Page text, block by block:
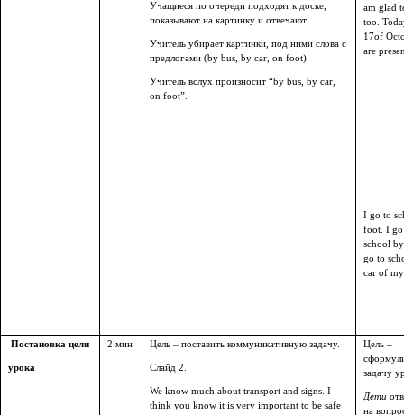
Учащиеся по очереди подходят к доске,
показывают на картинку и отвечают.
Учитель убирает картинки, под ними слова с
предлогами (by bus, by car, on foot).
Учитель вслух произносит “by bus, by car,
on foot”.
am glad
too.
17of
are
I go to
foot. I
school
go to
car of
Постановка цели
урока
2 мин Цель – поставить коммуникативную задачу.
Слайд 2.
We know much about transport and signs. I
think you know it is very important to be safe
Цель –
задачу
Дети
на